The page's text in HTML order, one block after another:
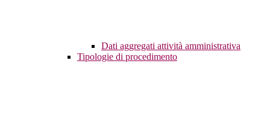
Dati aggregati attività amministrativa
Tipologie di procedimento